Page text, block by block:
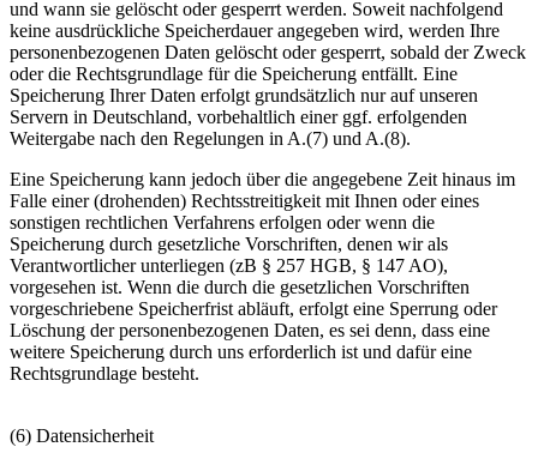
und wann sie gelöscht oder gesperrt werden. Soweit nachfolgend
keine ausdrückliche Speicherdauer angegeben wird, werden Ihre
personenbezogenen Daten gelöscht oder gesperrt, sobald der Zweck
oder die Rechtsgrundlage für die Speicherung entfällt. Eine
Speicherung Ihrer Daten erfolgt grundsätzlich nur auf unseren
Servern in Deutschland, vorbehaltlich einer ggf. erfolgenden
Weitergabe nach den Regelungen in A.(7) und A.(8).
Eine Speicherung kann jedoch über die angegebene Zeit hinaus im
Falle einer (drohenden) Rechtsstreitigkeit mit Ihnen oder eines
sonstigen rechtlichen Verfahrens erfolgen oder wenn die
Speicherung durch gesetzliche Vorschriften, denen wir als
Verantwortlicher unterliegen (zB § 257 HGB, § 147 AO),
vorgesehen ist. Wenn die durch die gesetzlichen Vorschriften
vorgeschriebene Speicherfrist abläuft, erfolgt eine Sperrung oder
Löschung der personenbezogenen Daten, es sei denn, dass eine
weitere Speicherung durch uns erforderlich ist und dafür eine
Rechtsgrundlage besteht.
(6) Datensicherheit